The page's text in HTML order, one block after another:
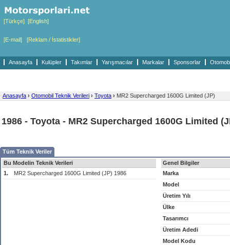
[Türkçe] [English]
[E-mail] [Reklam / İstatistikler]
Anasayfa Kulüpler Takımlar Yarışmacılar Markalar Sponsorlar
Anasayfa › Otomobil Teknik Verileri › Toyota › MR2 Supercharged 1600G Limited (JP)
1986 - Toyota - MR2 Supercharged 1600G Limited
Tüm Teknik Veriler
Bu Modelin Teknik Verileri
1.
MR2 Supercharged 1600G Limited (JP) 1986
Genel Bilgiler
Marka
Model
Üretim Yılı
Ülke
Tasarımcı
Üretim Adedi
Model Kodu